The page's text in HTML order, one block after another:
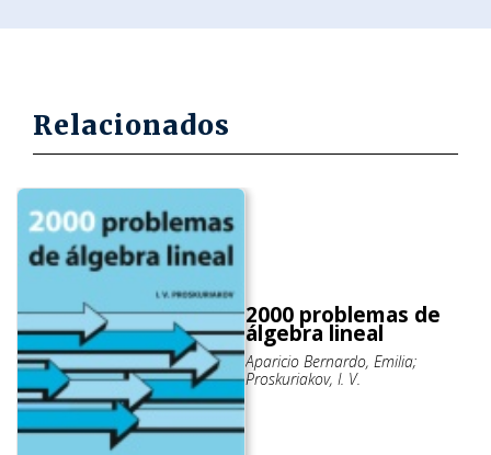
Relacionados
2000 problemas de
álgebra lineal
Aparicio Bernardo, Emilia;
Proskuriakov, I. V.